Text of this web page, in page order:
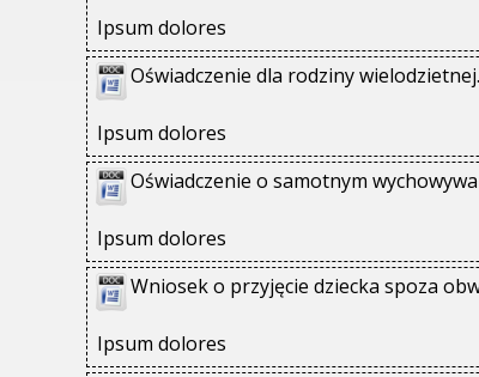
Ipsum dolores
Oświadczenie dla rodziny
Ipsum dolores
Oświadczenie o samotnym
Ipsum dolores
Wniosek o przyjęcie dziecka spoza
Ipsum dolores